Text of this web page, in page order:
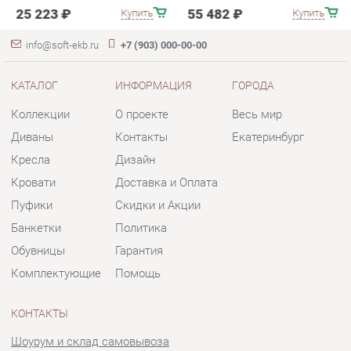
Диваны
Кресла
Кровати
Пуфики
Контакты
Дизайн
Доставка и Оплата
Скидки и Акции
Екатеринбург
КОНТАКТЫ
Шоурум и склад самовывоза
Базовый, 47
Телефон: +7 (903) 000-00-00
Отправить сообщение